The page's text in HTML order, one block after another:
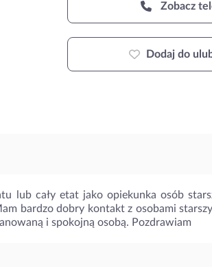
Zobacz
Dodaj do
lub cały etat jako opiekunka osób
bardzo dobry kontakt z osobami
i spokojną osobą. Pozdrawiam